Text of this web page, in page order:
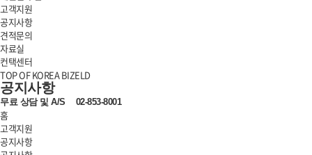
고객지원
공지사항
견적문의
자료실
컨택센터
TOP OF KOREA BIZELD
공지사항
무료 상담 및 A/S 02-853-8001
홈
고객지원
공지사항